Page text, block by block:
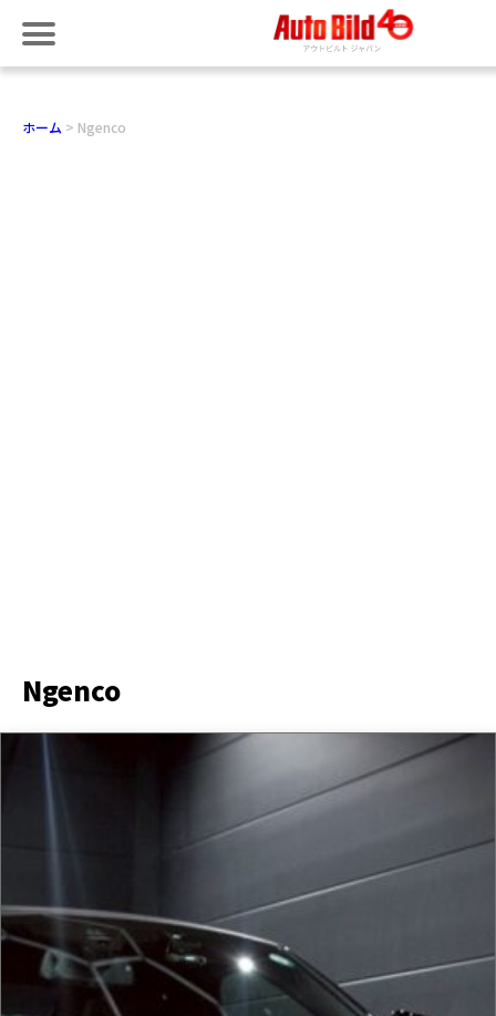
ホーム Ngenco
Ngenco